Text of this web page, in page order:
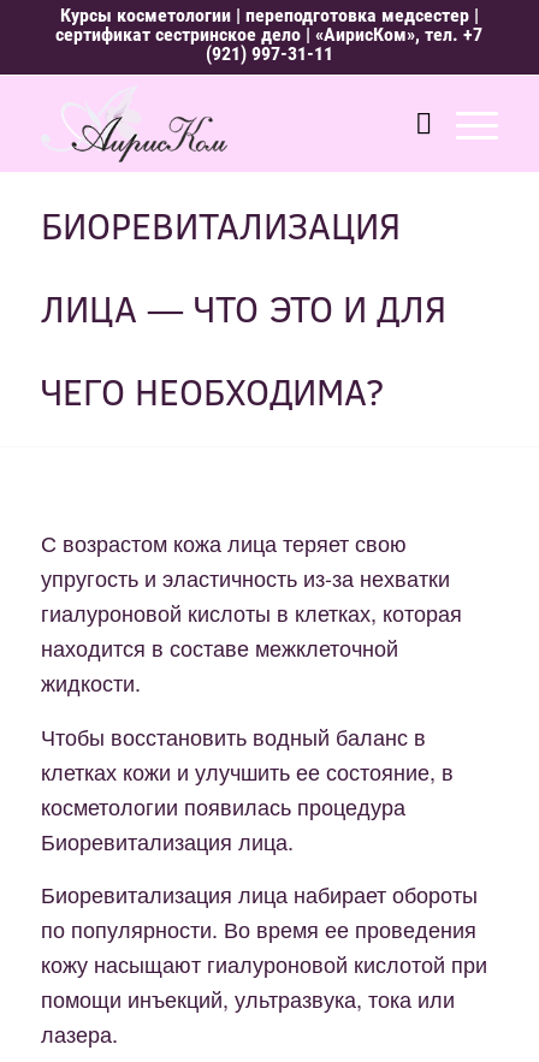
Курсы косметологии| переподготовка медсестер|
сертификат сестринское дело | «АирисКом», тел.+7
(921) 997-31-11
БИОРЕВИТАЛИЗАЦИЯ
ЛИЦА — ЧТО ЭТО И ДЛЯ
ЧЕГО НЕОБХОДИМА?
С возрастом кожа лица теряет свою
упругость и эластичность из-за нехватки
гиалуроновой кислоты в клетках, которая
находится в составе межклеточной
жидкости.
Чтобы восстановить водный баланс в
клетках кожи и улучшить ее состояние, в
косметологии появилась процедура
Биоревитализация лица.
Биоревитализация лица набирает обороты
по популярности. Во время ее проведения
кожу насыщают гиалуроновой кислотой при
помощи инъекций, ультразвука, тока или
лазера.